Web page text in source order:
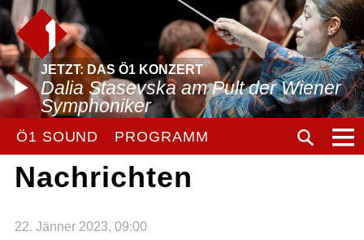
JETZT: DAS Ö1 KONZERT
Dalia Stasevska am Pult der Wiener
Symphoniker
Ö1 SOUND PROGRAMM
Nachrichten
22. Jänner 2023, 09:00